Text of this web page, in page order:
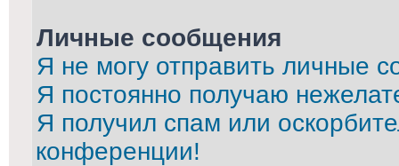
Личные сообщения
Я не могу отправить личные
Я постоянно получаю
Я получил спам или
конференции!